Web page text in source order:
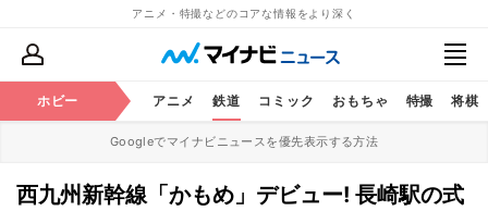
アニメ・特撮などのコアな情報をより深く
ホビー アニメ 鉄道 コミック おもちゃ 特撮 将棋
Googleでマイナビニュースを優先表示する方法
西九州新幹線「かもめ」デビュー! 長崎駅の式